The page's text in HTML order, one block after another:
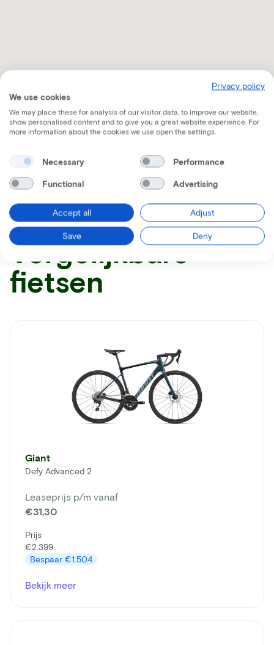
Ontvang alle nodige informatie per mail
Vergelijkbare
fietsen
Giant
Defy Advanced 2
Leaseprijs p/m vanaf
€31,30
Prijs
€2.399
Bespaar €1.504
Bekijk meer
Privacy policy
We use cookies
We may place these for analysis of our visitor data, to improve our website,
show personalised content and to give you a great website experience. For
more information about the cookies we use open the settings.
Necessary Performance
Functional Advertising
Accept all Adjust
Save Deny